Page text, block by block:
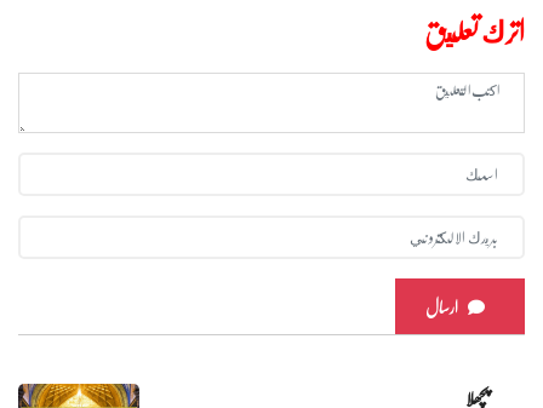
اترك تعليق
ارسال
پچھلا